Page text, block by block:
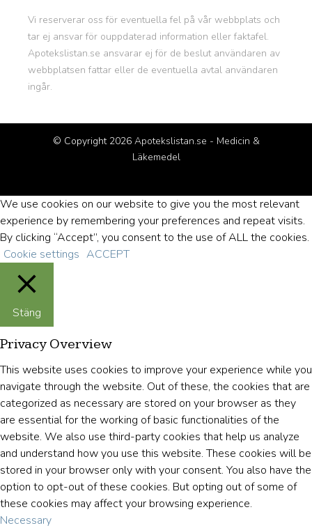
Vi reserverar oss för eventuella fel på vår webbplats och
tar ej ansvar för ouppdaterad information eller faktafel.
Apotekslistan.se ansvarar ej för de beslut användaren av
webbplatsen fattar eller de eventuella avtal användaren
ingår.
© Copyright 2026 Apotekslistan.se - Medicin &
Läkemedel
We use cookies on our website to give you the most relevant
experience by remembering your preferences and repeat visits.
By clicking “Accept”, you consent to the use of ALL the cookies.
Cookie settings ACCEPT
Stäng
Privacy Overview
This website uses cookies to improve your experience while you
navigate through the website. Out of these, the cookies that are
categorized as necessary are stored on your browser as they
are essential for the working of basic functionalities of the
website. We also use third-party cookies that help us analyze
and understand how you use this website. These cookies will be
stored in your browser only with your consent. You also have the
option to opt-out of these cookies. But opting out of some of
these cookies may affect your browsing experience.
Necessary